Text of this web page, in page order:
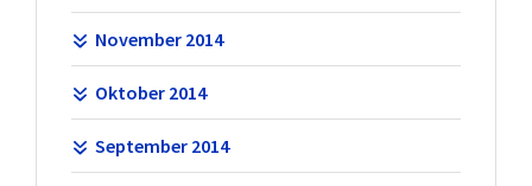
November 2014
Oktober 2014
September 2014